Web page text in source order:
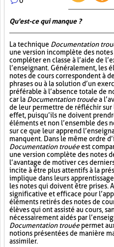
Qu'est-ce qui manque ?
La technique Documentation
une version incomplète des
compléter en classe à l’aide de
l’enseignant. Généralement, les
notes de cours correspondent à
phrases ou à la solution d’un
préférable à l’absence totale de
car la Documentation trouéea
de leur permettre de réfléchir sur
effet, puisqu’ils ne doivent
éléments et non l’ensemble des
sur ce que leur apprend
manquent. Dans le même ordre
Documentation trouéeest
une version complète des notes
l’avantage de motiver ces
incite à être plus attentifs à la
implique dans leurs
les notes qui doivent être prises.
significative et efficace pour
éléments retirés des notes de
élèves qui ont assisté au cours,
nécessairement aidés par
Documentation trouéepermet
notions présentées de manière
assimiler.